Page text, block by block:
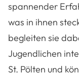
spannender
was in ihnen
begleiten sie
Jugendlichen
St. Pölten und